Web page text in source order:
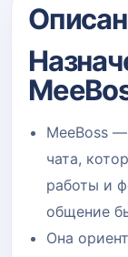
MeeBoss
чата,
работы и
общение
Она